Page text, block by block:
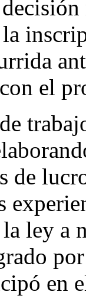
la
el
de
ley a
en